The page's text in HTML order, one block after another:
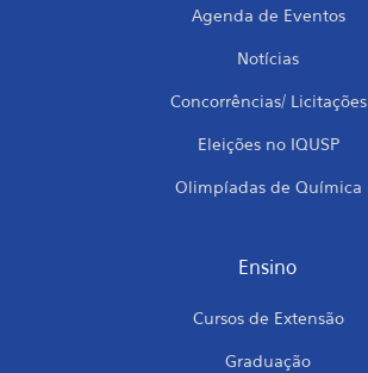
Agenda de Eventos
Notícias
Concorrências/ Licitações
Eleições no IQUSP
Olimpíadas de Química
Ensino
Cursos de Extensão
Graduação